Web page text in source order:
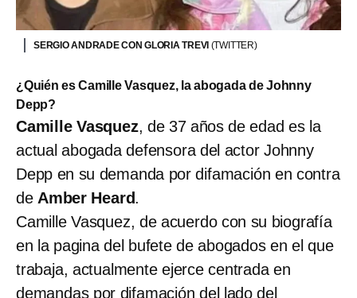
SERGIO ANDRADE CON GLORIA TREVI (TWITTER)
¿Quién es Camille Vasquez, la abogada de Johnny
Depp?
Camille Vasquez, de 37 años de edad es la
actual abogada defensora del actor Johnny
Depp en su demanda por difamación en contra
de Amber Heard.
Camille Vasquez, de acuerdo con su biografía
en la pagina del bufete de abogados en el que
trabaja, actualmente ejerce centrada en
demandas por difamación del lado del